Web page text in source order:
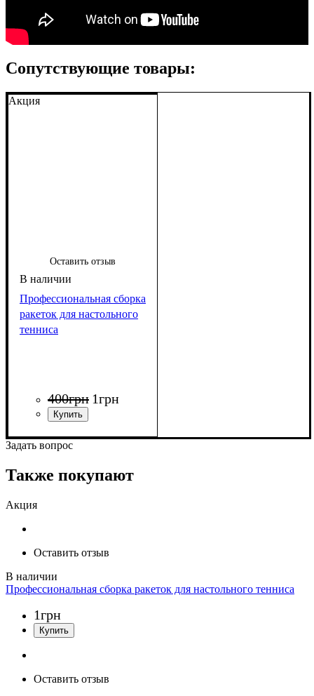
Сопутствующие товары:
Акция
Оставить отзыв
Профессиональная сборка
ракеток для настольного
тенниса
400грн 1грн
Задать вопрос
Также покупают
Акция
Оставить отзыв
Профессиональная сборка ракеток для настольного тенниса
1грн
Оставить отзыв